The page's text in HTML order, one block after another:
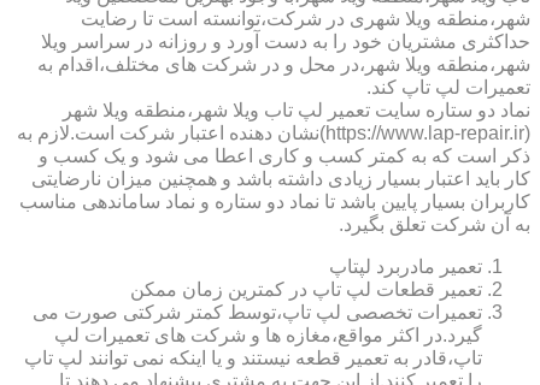
شهر،منطقه ویلا شهری در شرکت،توانسته است تا رضایت
حداکثری مشتریان خود را به دست آورد و روزانه در سراسر ویلا
شهر،منطقه ویلا شهر،در محل و در شرکت های مختلف،اقدام به
تعمیرات لپ تاپ کند.
نماد دو ستاره سایت تعمیر لپ تاب ویلا شهر،منطقه ویلا شهر
(https://www.lap-repair.ir)نشان دهنده اعتبار شرکت است.لازم به
ذکر است که به کمتر کسب و کاری اعطا می شود و یک کسب و
کار باید اعتبار بسیار زیادی داشته باشد و همچنین میزان نارضایتی
کاربران بسیار پایین باشد تا نماد دو ستاره و نماد ساماندهی مناسب
به آن شرکت تعلق بگیرد.
تعمیر مادربرد لپتاپ
تعمیر قطعات لپ تاپ در کمترین زمان ممکن
تعمیرات تخصصی لپ تاپ،توسط کمتر شرکتی صورت می
گیرد.در اکثر مواقع،مغازه ها و شرکت های تعمیرات لپ
تاپ،قادر به تعمیر قطعه نیستند و یا اینکه نمی توانند لپ تاپ
را تعمیر کنند.از این جهت به مشتری پیشنهاد می دهند تا